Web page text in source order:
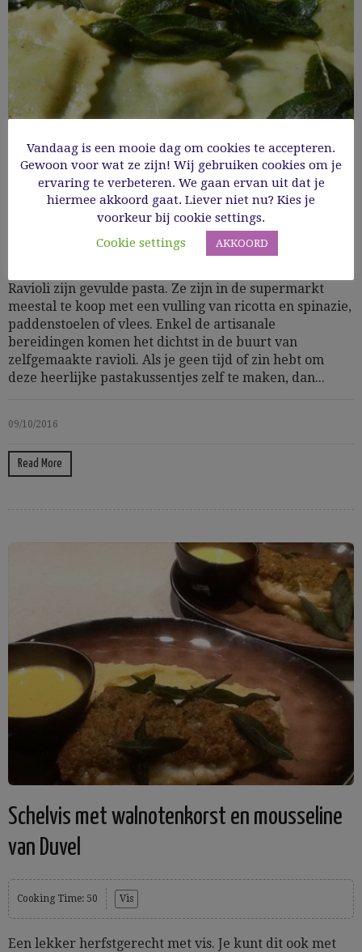
Ravioli met ricotta en spinazie en salieboter
Cooking Time: 60 Groenten Pasta
Ravioli zijn gevulde pasta. Ze zijn in de supermarkt
meestal te koop met een vulling van ricotta en spinazie,
paddenstoelen of vlees. Enkel de artisanale
bereidingen komen het dichtst in de buurt van
zelfgemaakte ravioli. Als je geen tijd of zin hebt om
deze heerlijke pastakussentjes zelf te maken, dan...
09/10/2016
Read More
Schelvis met walnotenkorst en mousseline
van Duvel
Cooking Time: 50 Vis
Een lekker herfstgerecht met vis. Je kunt dit ook met
Vandaag is een mooie dag om cookies te accepteren.
Gewoon voor wat ze zijn! Wij gebruiken cookies om je
ervaring te verbeteren. We gaan ervan uit dat je
hiermee akkoord gaat. Liever niet nu? Kies je
voorkeur bij cookie settings.
Cookie settings
AKKOORD